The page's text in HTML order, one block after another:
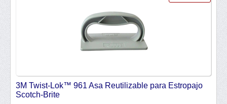
3M Twist-Lok™ 961 Asa Reutilizable para Estropajo
Scotch-Brite